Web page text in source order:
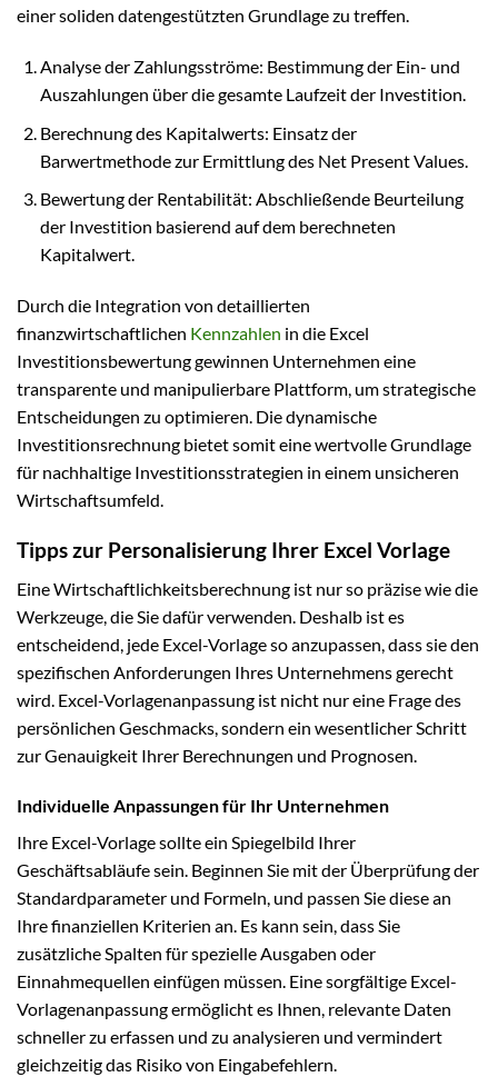
einer soliden datengestützten Grundlage zu treffen.
Analyse der Zahlungsströme: Bestimmung der Ein- und
Auszahlungen über die gesamte Laufzeit der Investition.
Berechnung des Kapitalwerts: Einsatz der
Barwertmethode zur Ermittlung des Net Present Values.
Bewertung der Rentabilität: Abschließende Beurteilung
der Investition basierend auf dem berechneten
Kapitalwert.
Durch die Integration von detaillierten
finanzwirtschaftlichen Kennzahlen in die Excel
Investitionsbewertung gewinnen Unternehmen eine
transparente und manipulierbare Plattform, um strategische
Entscheidungen zu optimieren. Die dynamische
Investitionsrechnung bietet somit eine wertvolle Grundlage
für nachhaltige Investitionsstrategien in einem unsicheren
Wirtschaftsumfeld.
Tipps zur Personalisierung Ihrer Excel Vorlage
Eine Wirtschaftlichkeitsberechnung ist nur so präzise wie die
Werkzeuge, die Sie dafür verwenden. Deshalb ist es
entscheidend, jede Excel-Vorlage so anzupassen, dass sie den
spezifischen Anforderungen Ihres Unternehmens gerecht
wird. Excel-Vorlagenanpassung ist nicht nur eine Frage des
persönlichen Geschmacks, sondern ein wesentlicher Schritt
zur Genauigkeit Ihrer Berechnungen und Prognosen.
Individuelle Anpassungen für Ihr Unternehmen
Ihre Excel-Vorlage sollte ein Spiegelbild Ihrer
Geschäftsabläufe sein. Beginnen Sie mit der Überprüfung der
Standardparameter und Formeln, und passen Sie diese an
Ihre finanziellen Kriterien an. Es kann sein, dass Sie
zusätzliche Spalten für spezielle Ausgaben oder
Einnahmequellen einfügen müssen. Eine sorgfältige Excel-
Vorlagenanpassung ermöglicht es Ihnen, relevante Daten
schneller zu erfassen und zu analysieren und vermindert
gleichzeitig das Risiko von Eingabefehlern.